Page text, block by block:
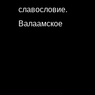
славословие.
Валаамское